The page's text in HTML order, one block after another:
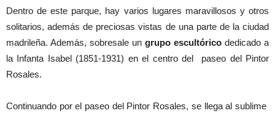
Dentro de este parque, hay varios lugares maravillosos y otros
solitarios, además de preciosas vistas de una parte de la ciudad
madrileña. Además, sobresale un grupo escultórico dedicado a
la Infanta Isabel (1851-1931) en el centro del paseo del Pintor
Rosales.
Continuando por el paseo del Pintor Rosales, se llega al sublime